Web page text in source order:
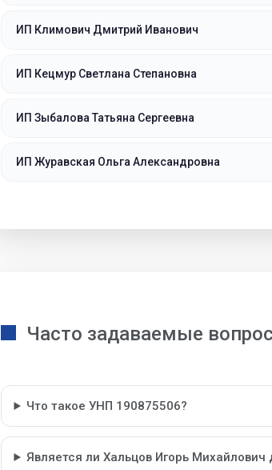
ИП Климович Дмитрий Иванович
ИП Кецмур Светлана Степановна
ИП Зыбалова Татьяна Сергеевна
ИП Журавская Ольга Александровна
Часто задаваемые
Что такое УНП 190875506?
Является ли Хальцов Игорь